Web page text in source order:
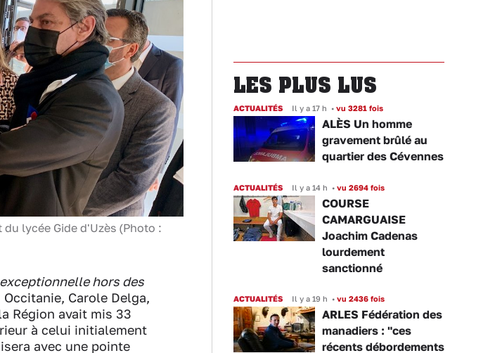
lycée Gide d'Uzès (Photo :
hors des
Carole Delga,
Région avait mis 33
à celui initialement
avec une pointe
LES PLUS LUS
ACTUALITÉS Il y a 17 h • vu 3281 fois
ALÈS Un homme
gravement brûlé au
quartier des Cévennes
ACTUALITÉS Il y a 14 h • vu 2694 fois
COURSE
CAMARGUAISE
Joachim Cadenas
lourdement
sanctionné
ACTUALITÉS Il y a 19 h • vu 2436 fois
ARLES Fédération des
manadiers : "ces
récents débordements